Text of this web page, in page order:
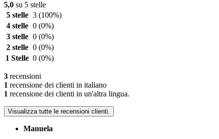
5,0 su 5 stelle
5 stelle 3 (100%)
4 stelle 0 (0%)
3 stelle 0 (0%)
2 stelle 0 (0%)
1 Stelle 0 (0%)
3 recensioni
1 recensione dei clienti in italiano
1 recensione dei clienti in un'altra lingua.
Visualizza tutte le recensioni clienti.
Manuela